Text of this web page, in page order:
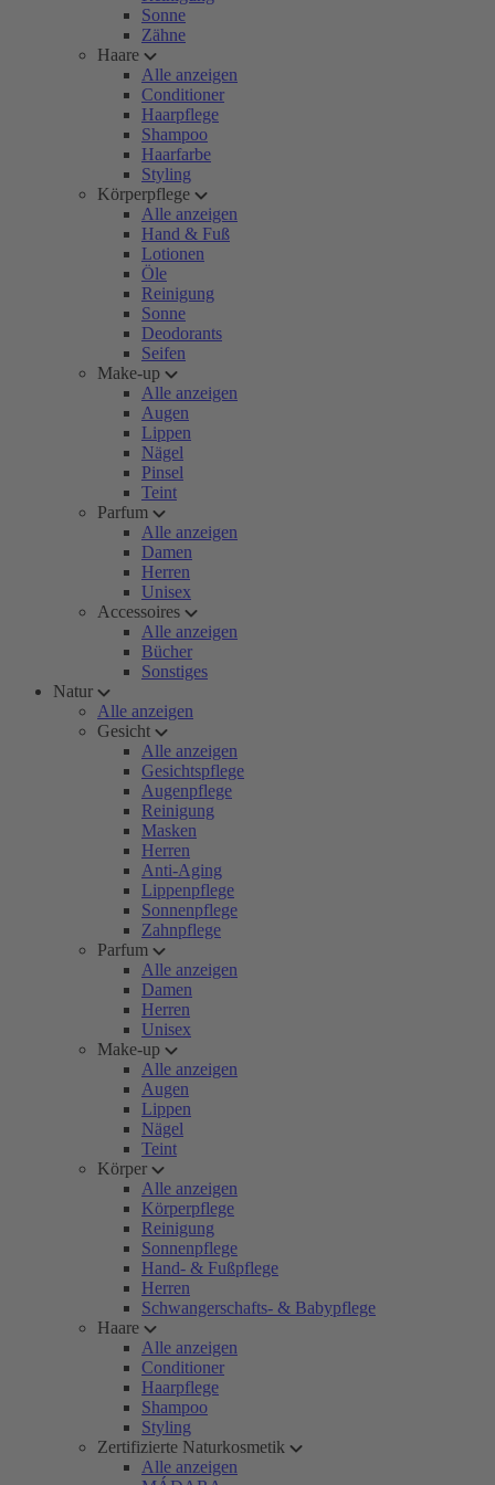
Sonne
Zähne
Haare
Alle anzeigen
Conditioner
Haarpflege
Shampoo
Haarfarbe
Styling
Körperpflege
Alle anzeigen
Hand & Fuß
Lotionen
Öle
Reinigung
Sonne
Deodorants
Seifen
Make-up
Alle anzeigen
Augen
Lippen
Nägel
Pinsel
Teint
Parfum
Alle anzeigen
Damen
Herren
Unisex
Accessoires
Alle anzeigen
Bücher
Sonstiges
Natur
Alle anzeigen
Gesicht
Alle anzeigen
Gesichtspflege
Augenpflege
Reinigung
Masken
Herren
Anti-Aging
Lippenpflege
Sonnenpflege
Zahnpflege
Parfum
Alle anzeigen
Damen
Herren
Unisex
Make-up
Alle anzeigen
Augen
Lippen
Nägel
Teint
Körper
Alle anzeigen
Körperpflege
Reinigung
Sonnenpflege
Hand- & Fußpflege
Herren
Schwangerschafts- & Babypflege
Haare
Alle anzeigen
Conditioner
Haarpflege
Shampoo
Styling
Zertifizierte Naturkosmetik
Alle anzeigen